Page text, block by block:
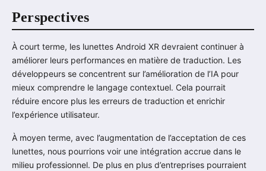
Perspectives
À court terme, les lunettes Android XR devraient continuer à
améliorer leurs performances en matière de traduction. Les
développeurs se concentrent sur l’amélioration de l’IA pour
mieux comprendre le langage contextuel. Cela pourrait
réduire encore plus les erreurs de traduction et enrichir
l’expérience utilisateur.
À moyen terme, avec l’augmentation de l’acceptation de ces
lunettes, nous pourrions voir une intégration accrue dans le
milieu professionnel. De plus en plus d’entreprises pourraient